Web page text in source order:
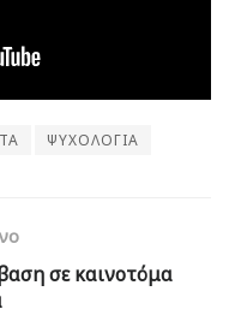
ΨΥΧΟΛΟΓΙΑ
σε καινοτόμα